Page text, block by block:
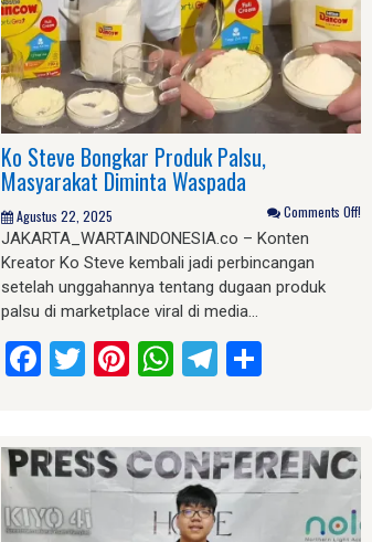
Ko Steve Bongkar Produk Palsu,
Masyarakat Diminta Waspada
Agustus 22, 2025 Comments Off!
JAKARTA_WARTAINDONESIA.co – Konten
Kreator Ko Steve kembali jadi perbincangan
setelah unggahannya tentang dugaan produk
palsu di marketplace viral di media…
Facebook
Twitter
Pinterest
WhatsApp
Telegram
Share